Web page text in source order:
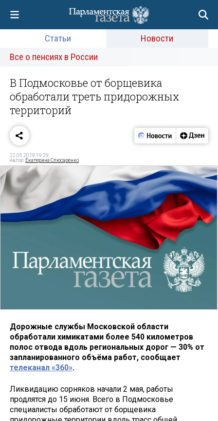
Статьи
Новости
Все о пенсиях в России
В Подмосковье от борщевика
обработали треть придорожных
территорий
22.05.2019 19:29
Автор: Екатерина Слюсаренко
Дорожные службы Московской области
обработали химикатами более 540 километров
полос отвода вдоль региональных дорог — 30% от
запланированного объёма работ, сообщает
телеканал «360».
Ликвидацию сорняков начали 2 мая, работы
продлятся до 15 июня. Всего в Подмосковье
специалисты обработают от борщевика